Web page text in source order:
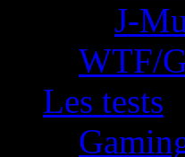
J-
WTF/
Les tests